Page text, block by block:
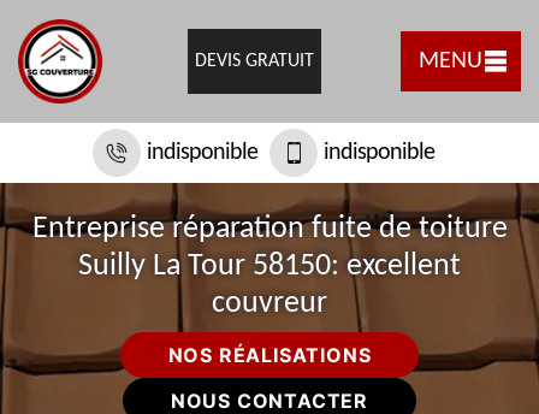
DEVIS GRATUIT MENU
indisponible indisponible
Entreprise réparation fuite de toiture
Suilly La Tour 58150: excellent
couvreur
NOS RÉALISATIONS
NOUS CONTACTER